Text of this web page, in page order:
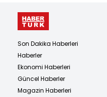
Son Dakika Haberleri
Haberler
Ekonomi Haberleri
Güncel Haberler
Magazin Haberleri